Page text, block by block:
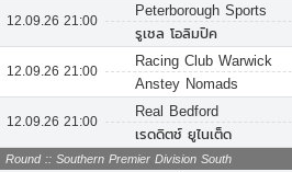
12.09.26 21:00
Peterborough Sports
รูเชล โอลิมปิค
12.09.26 21:00
Racing Club Warwick
Anstey Nomads
12.09.26 21:00
Real Bedford
เรดดิตช์ ยูไนเต็ด
Round :: Southern Premier Division South